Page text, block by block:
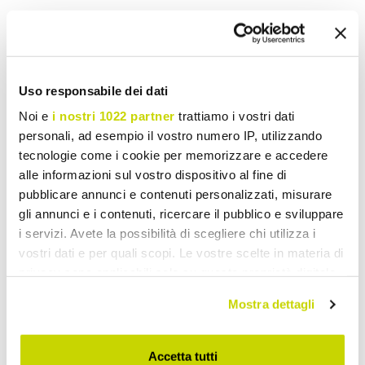
Uso responsabile dei dati
Noi e i nostri 1022 partner trattiamo i vostri dati
personali, ad esempio il vostro numero IP, utilizzando
tecnologie come i cookie per memorizzare e accedere
alle informazioni sul vostro dispositivo al fine di
pubblicare annunci e contenuti personalizzati, misurare
gli annunci e i contenuti, ricercare il pubblico e sviluppare
i servizi. Avete la possibilità di scegliere chi utilizza i
vostri dati e per quali scopi. Le vostre scelte in materia di
modificare o revocare il proprio consenso in qualsiasi
momento dalla Dichiarazione sui cookie o facendo clic
sull'icona di attivazione della privacy.
Mostra dettagli
Accetta tutti
Vintage Wastafels